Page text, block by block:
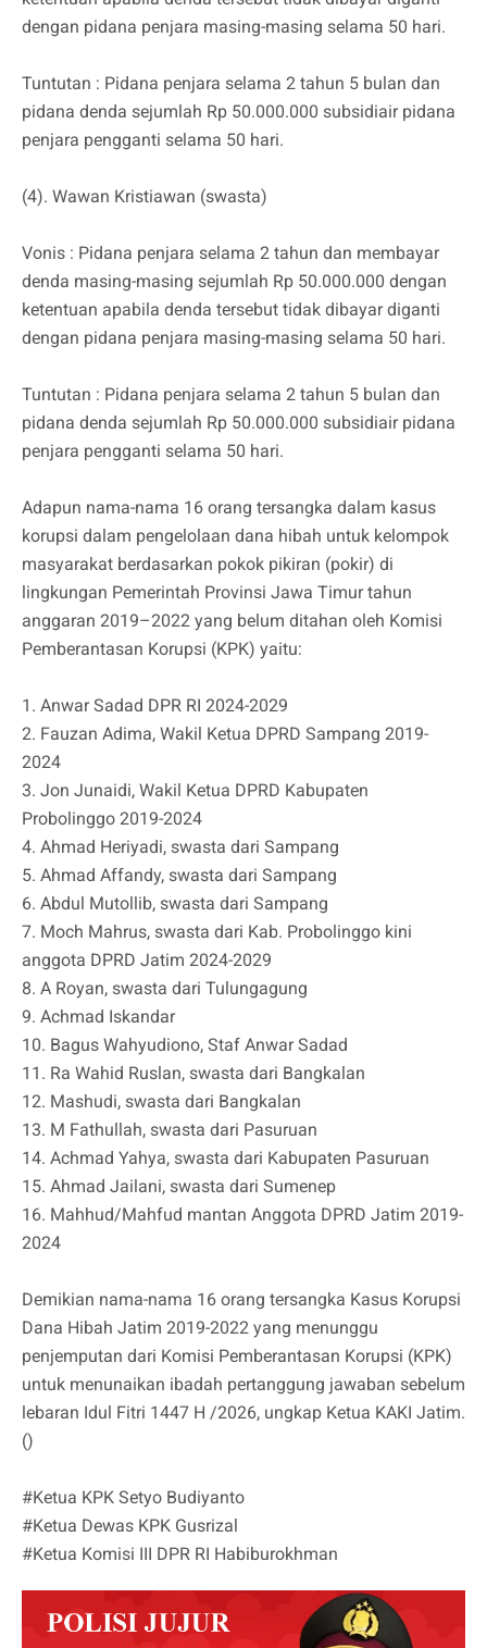
dengan pidana penjara masing-masing selama 50 hari.
Tuntutan : Pidana penjara selama 2 tahun 5 bulan dan
pidana denda sejumlah Rp 50.000.000 subsidiair pidana
penjara pengganti selama 50 hari.
(4). Wawan Kristiawan (swasta)
Vonis : Pidana penjara selama 2 tahun dan membayar
denda masing-masing sejumlah Rp 50.000.000 dengan
ketentuan apabila denda tersebut tidak dibayar diganti
dengan pidana penjara masing-masing selama 50 hari.
Tuntutan : Pidana penjara selama 2 tahun 5 bulan dan
pidana denda sejumlah Rp 50.000.000 subsidiair pidana
penjara pengganti selama 50 hari.
Adapun nama-nama 16 orang tersangka dalam kasus
korupsi dalam pengelolaan dana hibah untuk kelompok
masyarakat berdasarkan pokok pikiran (pokir) di
lingkungan Pemerintah Provinsi Jawa Timur tahun
anggaran 2019–2022 yang belum ditahan oleh Komisi
Pemberantasan Korupsi (KPK) yaitu:
1. Anwar Sadad DPR RI 2024-2029
2. Fauzan Adima, Wakil Ketua DPRD Sampang 2019-
2024
3. Jon Junaidi, Wakil Ketua DPRD Kabupaten
Probolinggo 2019-2024
4. Ahmad Heriyadi, swasta dari Sampang
5. Ahmad Affandy, swasta dari Sampang
6. Abdul Mutollib, swasta dari Sampang
7. Moch Mahrus, swasta dari Kab. Probolinggo kini
anggota DPRD Jatim 2024-2029
8. A Royan, swasta dari Tulungagung
9. Achmad Iskandar
10. Bagus Wahyudiono, Staf Anwar Sadad
11. Ra Wahid Ruslan, swasta dari Bangkalan
12. Mashudi, swasta dari Bangkalan
13. M Fathullah, swasta dari Pasuruan
14. Achmad Yahya, swasta dari Kabupaten Pasuruan
15. Ahmad Jailani, swasta dari Sumenep
16. Mahhud/Mahfud mantan Anggota DPRD Jatim 2019-
2024
Demikian nama-nama 16 orang tersangka Kasus Korupsi
Dana Hibah Jatim 2019-2022 yang menunggu
penjemputan dari Komisi Pemberantasan Korupsi (KPK)
untuk menunaikan ibadah pertanggung jawaban sebelum
lebaran Idul Fitri 1447 H /2026, ungkap Ketua KAKI Jatim.
()
#Ketua KPK Setyo Budiyanto
#Ketua Dewas KPK Gusrizal
#Ketua Komisi III DPR RI Habiburokhman